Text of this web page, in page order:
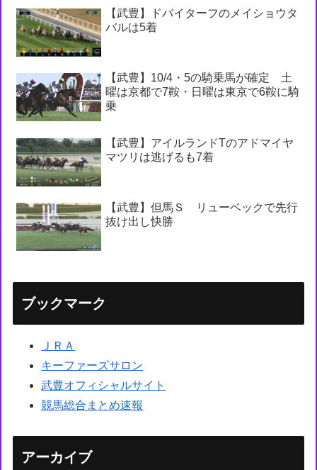
【武豊】ドバイターフのメイショウタ
バルは5着
【武豊】10/4・5の騎乗馬が確定 土
曜は京都で7鞍・日曜は東京で6鞍に騎
乗
【武豊】アイルランドTのアドマイヤ
マツリは逃げるも7着
【武豊】但馬Ｓ リューベックで先行
抜け出し快勝
ブックマーク
ＪＲＡ
キーファーズサロン
武豊オフィシャルサイト
競馬総合まとめ速報
アーカイブ